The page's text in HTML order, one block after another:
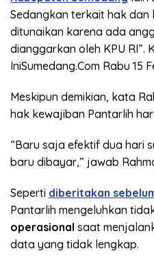
Sedangkan terkait hak dan
ditunaikan karena ada
dianggarkan oleh KPU RI”.
IniSumedang.Com Rabu 15
Meskipun demikian, kata
hak kewajiban Pantarlih
“Baru saja efektif dua hari
baru dibayar,” jawab
Seperti diberitakan
Pantarlih mengeluhkan
operasional saat
data yang tidak lengkap.